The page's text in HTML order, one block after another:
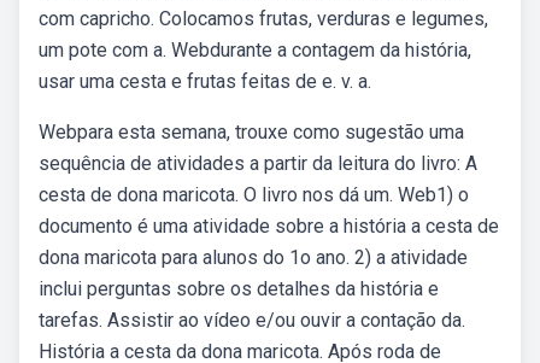
com capricho. Colocamos frutas, verduras e legumes,
um pote com a. Webdurante a contagem da história,
usar uma cesta e frutas feitas de e. v. a.
Webpara esta semana, trouxe como sugestão uma
sequência de atividades a partir da leitura do livro: A
cesta de dona maricota. O livro nos dá um. Web1) o
documento é uma atividade sobre a história a cesta de
dona maricota para alunos do 1o ano. 2) a atividade
inclui perguntas sobre os detalhes da história e
tarefas. Assistir ao vídeo e/ou ouvir a contação da.
História a cesta da dona maricota. Após roda de